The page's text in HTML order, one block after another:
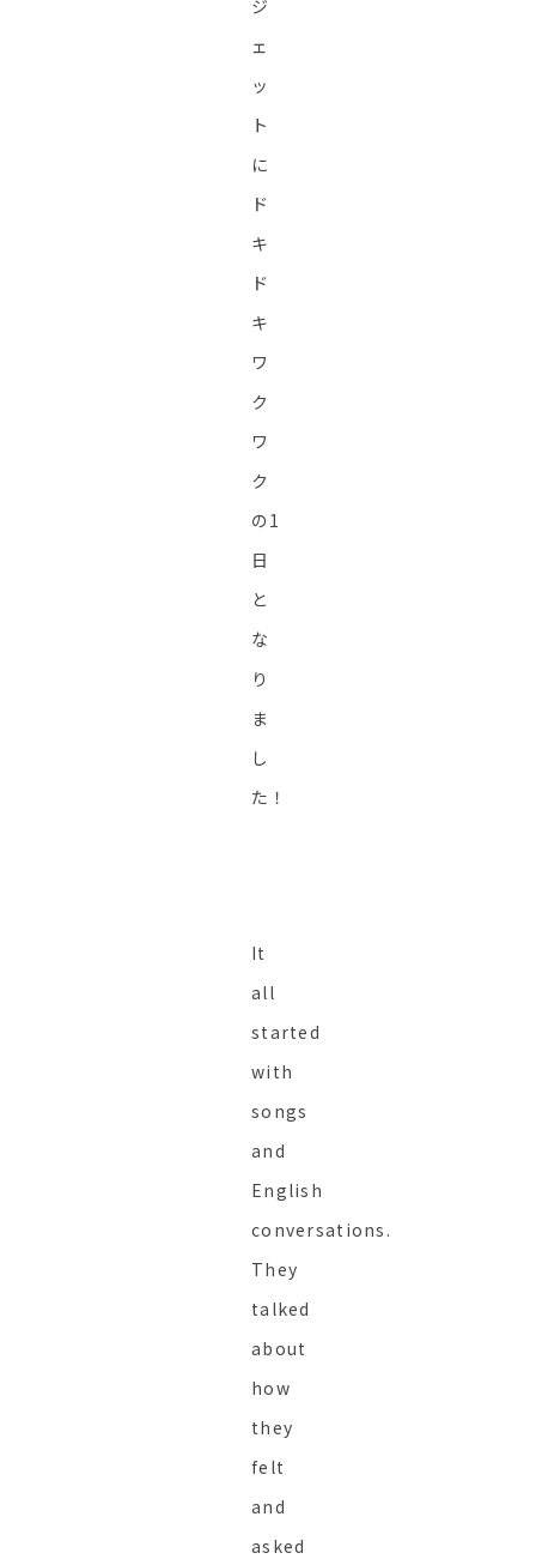
ジ
ェ
ッ
ト
に
ド
キ
ド
キ
ワ
ク
ワ
ク
の1
日
と
な
り
ま
し
た！
It
all
started
with
songs
and
English
conversations.
They
talked
about
how
they
felt
and
asked